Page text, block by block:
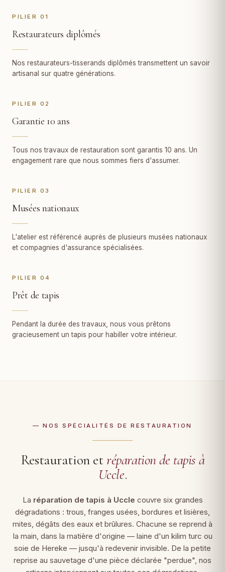
PILIER 01
Restaurateurs diplômés
Nos restaurateurs-tisserands diplômés transmettent un savoir
artisanal sur quatre générations.
PILIER 02
Garantie 10 ans
Tous nos travaux de restauration sont garantis 10 ans. Un
engagement rare que nous sommes fiers d'assumer.
PILIER 03
Musées nationaux
L'atelier est référencé auprès de plusieurs musées nationaux
et compagnies d'assurance spécialisées.
PILIER 04
Prêt de tapis
Pendant la durée des travaux, nous vous prêtons
gracieusement un tapis pour habiller votre intérieur.
— NOS SPÉCIALITÉS DE RESTAURATION
Restauration etréparation de tapis à
Uccle.
La réparation de tapis à Uccle couvre six grandes
dégradations : trous, franges usées, bordures et lisières,
mites, dégâts des eaux et brûlures. Chacune se reprend à
la main, dans la matière d'origine — laine d'un kilim turc ou
soie de Hereke — jusqu'à redevenir invisible. De la petite
reprise au sauvetage d'une pièce déclarée "perdue", nos